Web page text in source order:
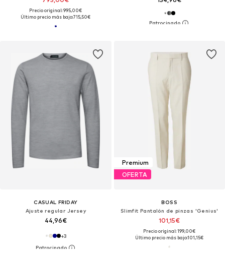
Precio original: 995,00€
Último precio más bajo:715,50€
CASUAL FRIDAY
Ajuste regular Jersey
44,96€
+3
Premium
OFERTA
BOSS
Slimfit Pantalón de pinzas 'Genius'
101,15€
Precio original: 199,00€
Último precio más bajo:101,15€